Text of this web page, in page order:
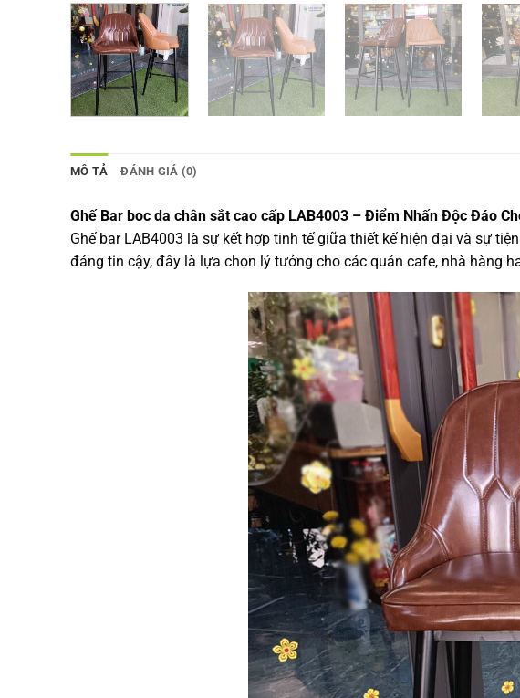
MÔ TẢ ĐÁNH GIÁ (0)
Ghế Bar boc da chân sắt cao cấp LAB4003 – Điểm Nhấn Độc Đáo
Ghế bar LAB4003 là sự kết hợp tinh tế giữa thiết kế hiện đại và sự
đáng tin cậy, đây là lựa chọn lý tưởng cho các quán cafe, nhà hàng